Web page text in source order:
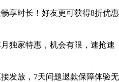
享时长！好友更可获得8折优惠
独家特惠，机会有限，速抢速
发放，7天问题退款保障体验无